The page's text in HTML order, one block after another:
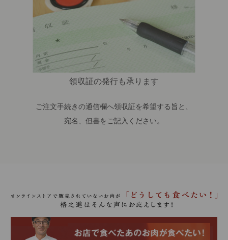
領収証の発行も承ります
ご注文手続きの通信欄へ領収証を希望する旨と、
宛名、但書をご記入ください。